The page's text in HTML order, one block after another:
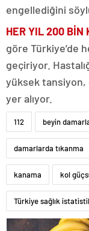
engellediğini
HER YIL 200 BİN
göre Türkiye’de
geçiriyor.
yüksek tansiyon,
yer alıyor.
112 beyin
damarlarda tıkanma
kanama kol
Türkiye sağlık